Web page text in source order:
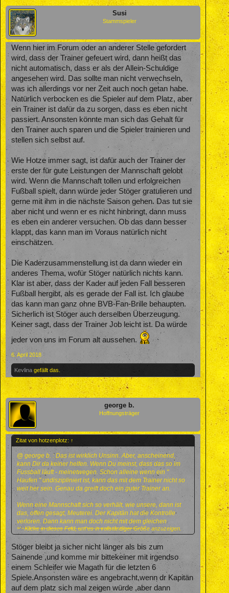
Susi
Stammspieler
Wenn hier im Forum oder an anderer Stelle gefordert
wird, dass der Trainer gefeuert wird, dann heißt das
nicht automatisch, dass er als der Allein-Schuldige
angesehen wird. Das sollte man nicht verwechseln,
was ich allerdings vor ner Zeit auch noch getan habe.
Natürlich verbocken es die Spieler auf dem Platz, aber
ein Trainer ist dafür da zu sorgen, dass es eben nicht
passiert. Ansonsten könnte man sich das Gehalt für
den Trainer auch sparen und die Spieler trainieren und
stellen sich selbst auf.
Wie Hotze immer sagt, ist dafür auch der Trainer der
erste der für gute Leistungen der Mannschaft gelobt
wird. Wenn die Mannschaft tollen und erfolgreichen
Fußball spielt, dann würde jeder Stöger gratulieren und
gerne mit ihm in die nächste Saison gehen. Das tut sie
aber nicht und wenn er es nicht hinbringt, dann muss
es eben ein anderer versuchen. Ob das dann besser
klappt, das kann man im Voraus natürlich nicht
einschätzen.
Die Kaderzusammenstellung ist da dann wieder ein
anderes Thema, wofür Stöger natürlich nichts kann.
Klar ist aber, dass der Kader auf jeden Fall besseren
Fußball hergibt, als es gerade der Fall ist. Ich glaube
das kann man ganz ohne BVB-Fan-Brille behaupten.
Sicherlich ist Stöger auch derselben Überzeugung.
Keiner sagt, dass der Trainer Job leicht ist. Da würde
jeder von uns im Forum alt aussehen.
6. April 2018
Kevlina gefällt das.
george b.
Hoffnungsträger
Zitat von hotzenplotz: ↑
@ george b. : Das ist wirklich Unsinn. Aber, anscheinend,
kann Dir da keiner helfen. Wenn Du meinst, dass das so im
Fussball läuft - meinetwegen. Schon alleine wenn ein "
Haufen " undiszipliniert ist, kann das mit dem Trainer nicht so
weit her sein. Genau da greift doch ein guter Trainer an.
Wenn eine Mannschaft sich so verhält, wie unsere, dann ist
das, offen gesagt, Meuterei. Der Kapitän hat die Kontrolle
verloren. Dann kann man doch nicht mit dem gleichen
Kapitän weiter machen. Das ist doch hirnrissig.
Klicke in dieses Feld, um es in vollständiger Größe anzuzeigen.
Stöger bleibt ja sicher nicht länger als bis zum
Sainende ,und komme mir bittekeiner mit irgendso
einem Schleifer wie Magath für die letzten 6
Spiele.Ansonsten wäre es angebracht,wenn dr Kapitän
auf dem platz sich mal zeigen würde ,aber dann